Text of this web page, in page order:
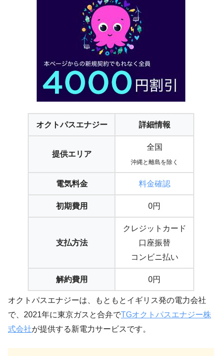
オクトパスエナジー 詳細情報
提供エリア
全国
沖縄と離島を除く
電気料金 料金確認
初期費用 0円
支払方法
クレジットカード
口座振替
コンビニ払い
解約費用 0円
オクトパスエナジーは、もともとイギリス発の電力会社
で、2021年に東京ガスと合弁でTGオクトパスエナジー株
式会社が提供する新電力サービスです。